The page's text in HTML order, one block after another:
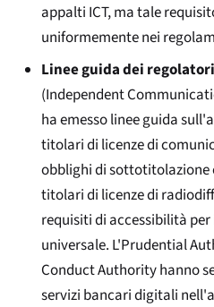
appalti ICT, ma tale
uniformemente nei
Linee guida dei
(Independent
ha emesso linee guida
titolari di licenze di
obblighi di sottotitolazione
titolari di licenze di
requisiti di accessibilità
universale. L'Prudential
Conduct Authorityhanno
servizi bancari digitali